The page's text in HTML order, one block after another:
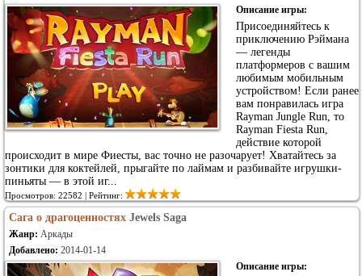
Описание игры:
Присоединяйтесь к
приключению Рэймана
— легенды
платформеров с вашим
любимым мобильным
устройством! Если ранее
вам понравилась игра
Rayman Jungle Run, то
Rayman Fiesta Run,
действие которой
происходит в мире Фиесты, вас точно не разочарует! Хватайтесь за
зонтики для коктейлей, прыгайте по лаймам и разбивайте игрушки-
пиньяты — в этой иг...
Просмотров: 22582 | Рейтинг:
Сага о драгоценностях Jewels Saga
Жанр: Аркады
Добавлено: 2014-01-14
Описание игры: